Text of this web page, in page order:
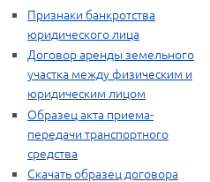
Признаки банкротства
юридического лица
Договор аренды земельного
участка между физическим и
юридическим лицом
Образец акта приема-
передачи транспортного
средства
Скачать образец договора